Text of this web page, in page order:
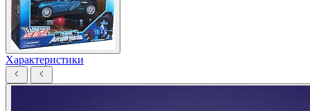
Характеристики